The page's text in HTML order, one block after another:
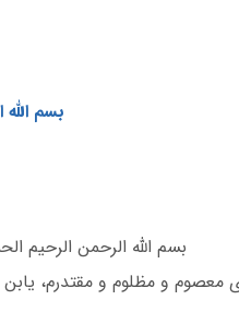
بسم الله
بسم الله الرحمن الرحیم